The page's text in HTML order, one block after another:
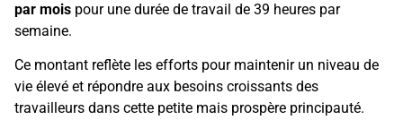
par mois pour une durée de travail de 39 heures par
semaine.
Ce montant reflète les efforts pour maintenir un niveau de
vie élevé et répondre aux besoins croissants des
travailleurs dans cette petite mais prospère principauté.